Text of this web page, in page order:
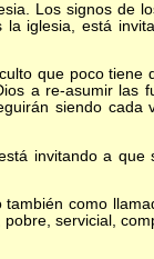
Los signos de
la iglesia, está
que poco tiene
a re-asumir las
siendo cada
invitando a que
como
servicial,